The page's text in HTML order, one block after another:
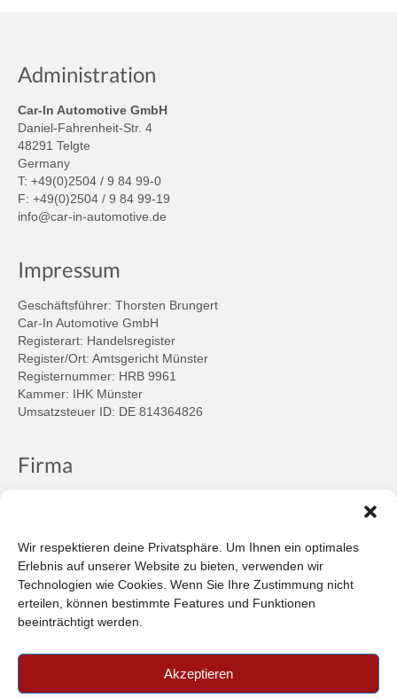
Wir respektieren deine Privatsphäre. Um Ihnen ein optimales
Erlebnis auf unserer Website zu bieten, verwenden wir
Technologien wie Cookies. Wenn Sie Ihre Zustimmung nicht
erteilen, können bestimmte Features und Funktionen
beeinträchtigt werden.
Akzeptieren
Administration
Car-In Automotive GmbH
Daniel-Fahrenheit-Str. 4
48291 Telgte
Germany
T: +49(0)2504 / 9 84 99-0
F: +49(0)2504 / 9 84 99-19
info@car-in-automotive.de
Impressum
Geschäftsführer: Thorsten Brungert
Car-In Automotive GmbH
Registerart: Handelsregister
Register/Ort: Amtsgericht Münster
Registernummer: HRB 9961
Kammer: IHK Münster
Umsatzsteuer ID: DE 814364826
Firma
Über uns
Informationen
Plattform der EU-Kommission zur Online-Streitbeilegung